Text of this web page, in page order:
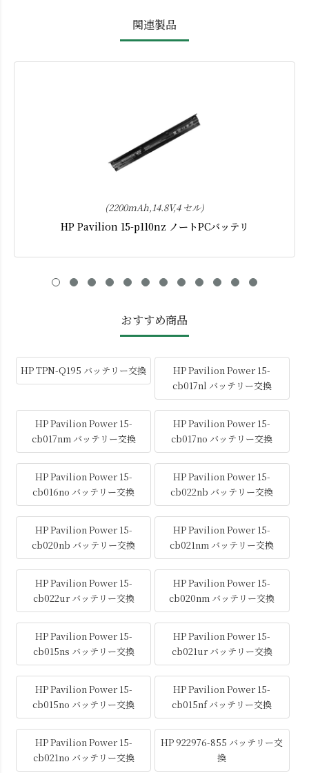
関連製品
(2200mAh,14.8V,4 セル)
HP Pavilion 15-p110nz ノートPCバッテリ
おすすめ商品
HP TPN-Q195 バッテリー交換
HP Pavilion Power 15-
cb017nl バッテリー交換
HP Pavilion Power 15-
cb017nm バッテリー交換
HP Pavilion Power 15-
cb017no バッテリー交換
HP Pavilion Power 15-
cb016no バッテリー交換
HP Pavilion Power 15-
cb022nb バッテリー交換
HP Pavilion Power 15-
cb020nb バッテリー交換
HP Pavilion Power 15-
cb021nm バッテリー交換
HP Pavilion Power 15-
cb022ur バッテリー交換
HP Pavilion Power 15-
cb020nm バッテリー交換
HP Pavilion Power 15-
cb015ns バッテリー交換
HP Pavilion Power 15-
cb021ur バッテリー交換
HP Pavilion Power 15-
cb015no バッテリー交換
HP Pavilion Power 15-
cb015nf バッテリー交換
HP Pavilion Power 15-
cb021no バッテリー交換
HP 922976-855 バッテリー交
換